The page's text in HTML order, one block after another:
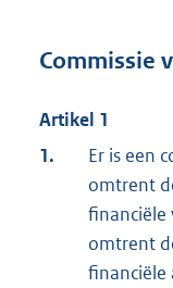
Commissie
Artikel 1
1.
Er is een
omtrent
financiële
omtrent
financiële